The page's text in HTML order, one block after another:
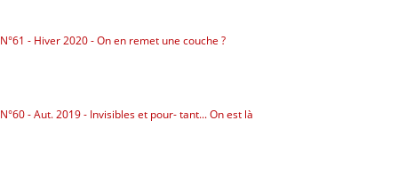
N°61 - Hiver 2020 - On en remet une couche ?
N°60 - Aut. 2019 - Invisibles et pour- tant... On est là